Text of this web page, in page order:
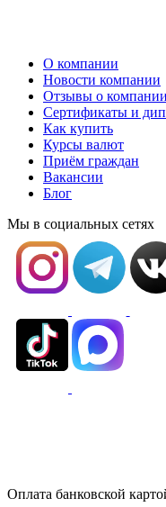
О компании
Новости компании
Отзывы о компании
Сертификаты и
Как купить
Курсы валют
Приём граждан
Вакансии
Блог
Мы в социальных сетях
Оплата банковской